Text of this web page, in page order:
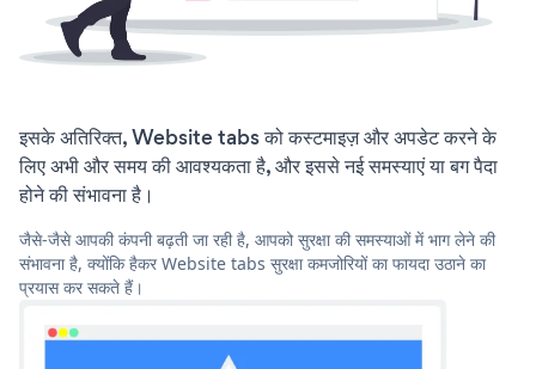
इसके अतिरिक्त, Website tabs को कस्टमाइज़ और अपडेट करने के
लिए अभी और समय की आवश्यकता है, और इससे नई समस्याएं या बग पैदा
होने की संभावना है।
जैसे-जैसे आपकी कंपनी बढ़ती जा रही है, आपको सुरक्षा की समस्याओं में भाग लेने की
संभावना है, क्योंकि हैकर Website tabs सुरक्षा कमजोरियों का फायदा उठाने का
प्रयास कर सकते हैं।